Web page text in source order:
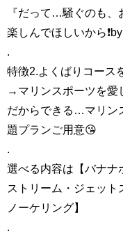
『だって…騒ぐのも
楽しんでほしいから❗️by
.
特徴2.よくばりコース
→マリンスポーツを愛
だからできる…マリン
題プランご用意😘
.
選べる内容は【バナナ
ストリーム・ジェット
ノーケリング】
.